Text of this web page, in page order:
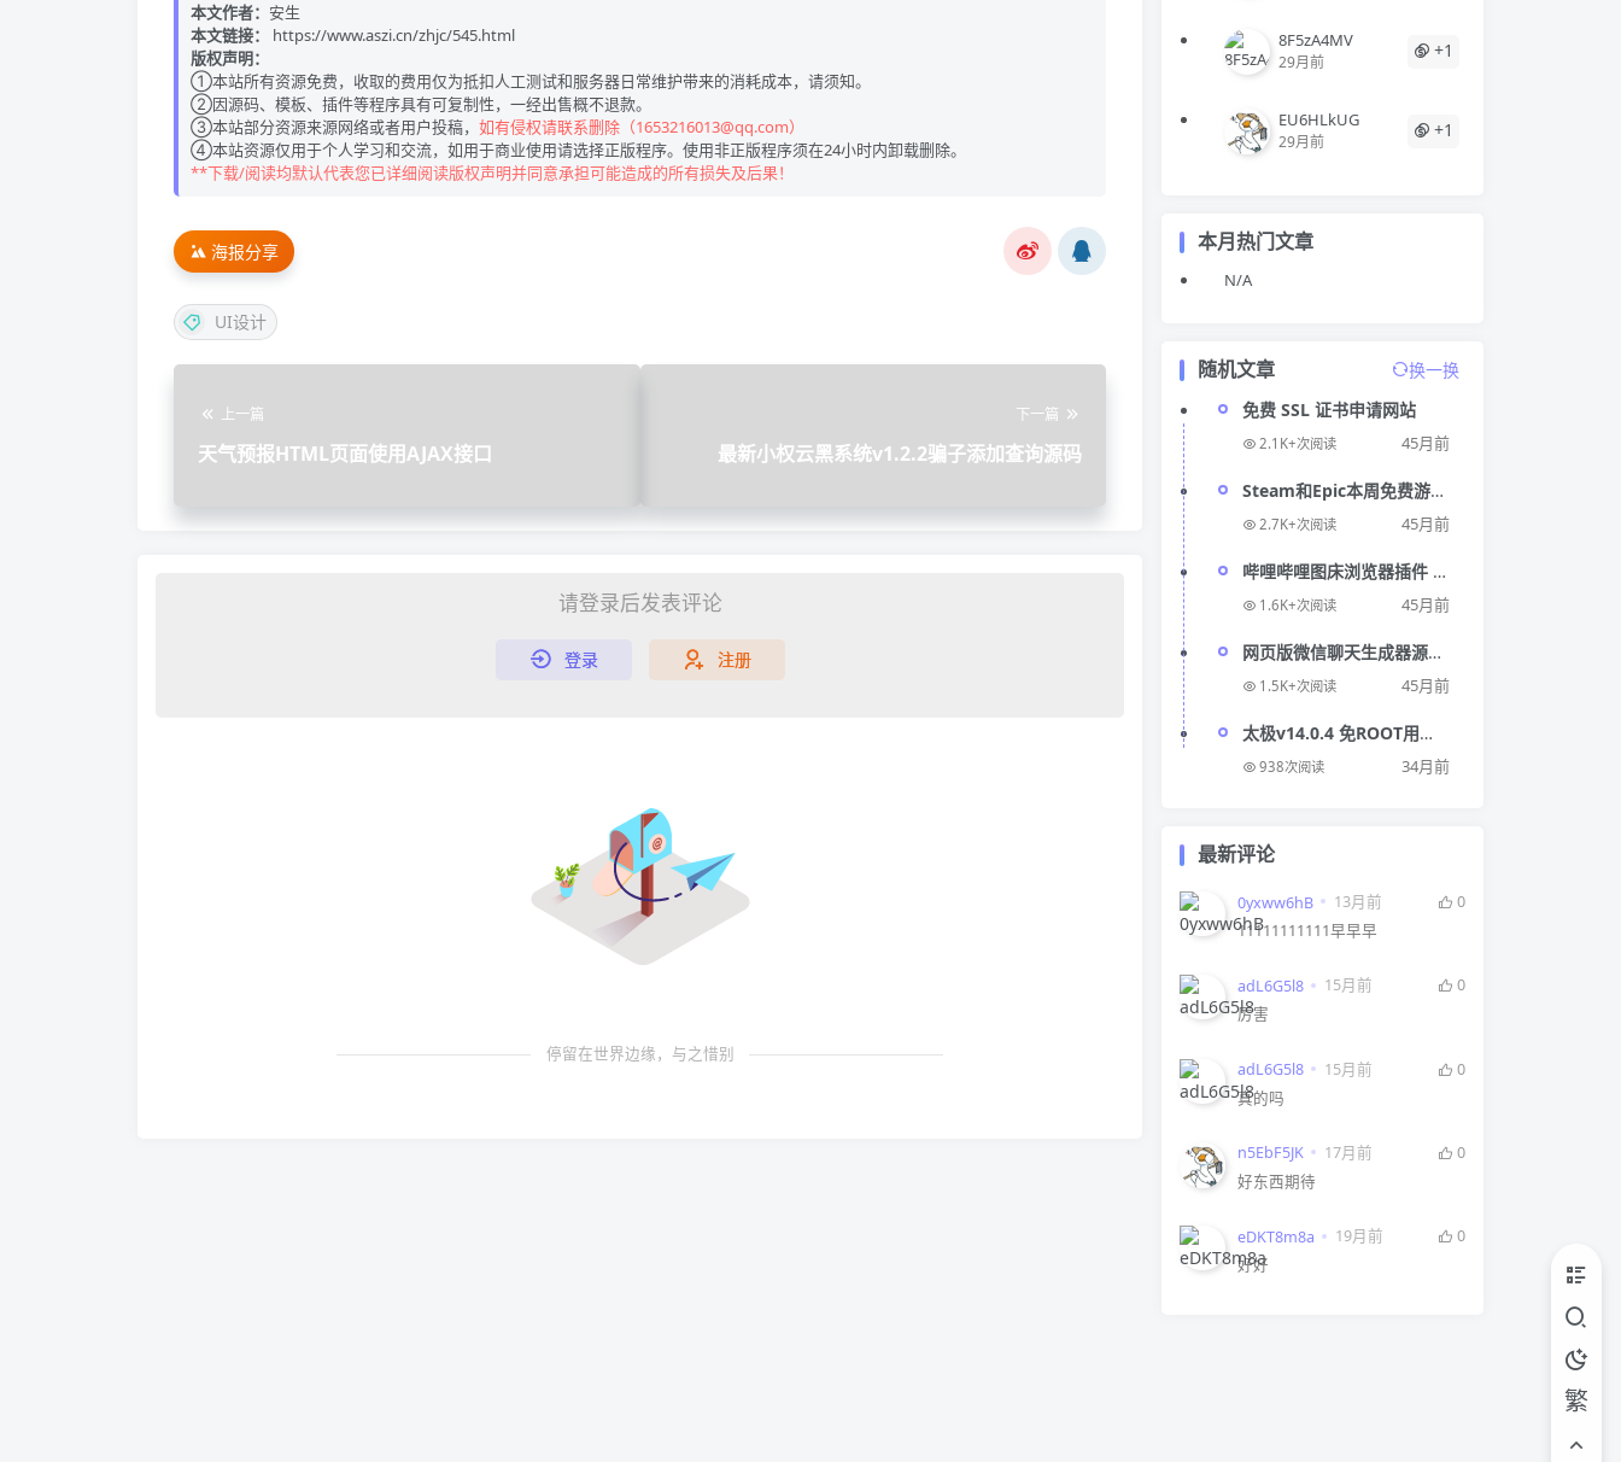
本文作者： 安生
本文链接：
https://www.aszi.cn/zhjc/545.html
版权声明：
①本站所有资源免费，收取的费用仅为抵扣人工测试和服务器日常维护带来的消耗成本，请须知。
②因源码、模板、插件等程序具有可复制性，一经出售概不退款。
③本站部分资源来源网络或者用户投稿， 如有侵权请联系删除（1653216013@qq.com）
④本站资源仅用于个人学习和交流，如用于商业使用请选择正版程序。使用非正版程序须在24小时内卸载删除。
**下载/阅读均默认代表您已详细阅读版权声明并同意承担可能造成的所有损失及后果！
海报分享
UI设计
上一篇
天气预报HTML页面使用AJAX接口
下一篇
最新小权云黑系统v1.2.2骗子添加查询源码
请登录后发表评论
登录 注册
停留在世界边缘，与之惜别
8F5zA4MV
29月前
+1
EU6HLkUG
29月前
+1
本月热门文章
N/A
随机文章
换一换
免费 SSL 证书申请网站
2.1K+次阅读 45月前
Steam和Epic本周免费游戏
领取地址
2.7K+次阅读 45月前
哔哩哔哩图床浏览器插件 速
度快 多种图片压缩格式选择
1.6K+次阅读 45月前
网页版微信聊天生成器源
码，抖音微信聊天搞笑视频
1.5K+次阅读 45月前
太极v14.0.4 免ROOT用
Xposed
938次阅读 34月前
最新评论
0yxww6hB 13月前
0
11111111111早早早
adL6G5l8 15月前
0
厉害
adL6G5l8 15月前
0
真的吗
n5EbF5JK 17月前
0
好东西期待
eDKT8m8a 19月前
0
好好
繁